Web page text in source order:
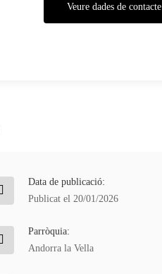
Veure dades de contacte
Data de publicació:
Publicat el 20/01/2026
Parròquia:
Andorra la Vella